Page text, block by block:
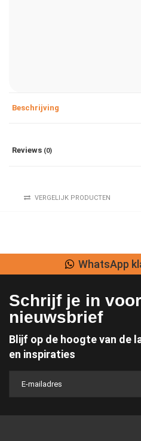
Beschrijving
Reviews (0)
VERGELIJK PRODUCTEN
WhatsApp
Schrijf je in
nieuwsbrief
Blijf op de hoogte van de
en inspiraties